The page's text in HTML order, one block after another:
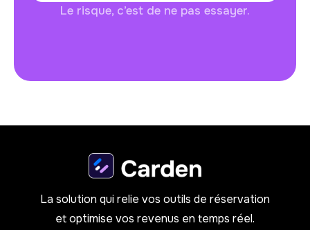
Le risque, c’est de ne pas essayer.
La solution qui relie vos outils de réservation
et optimise vos revenus en temps réel.